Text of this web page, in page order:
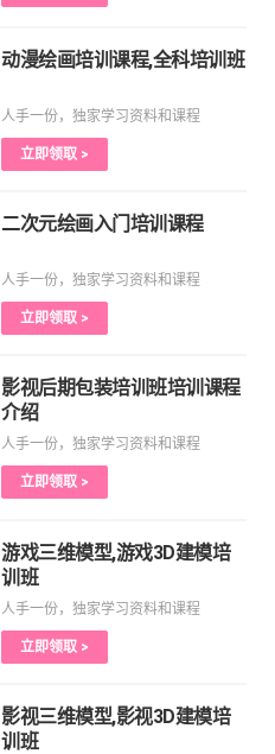
动漫绘画培训课程,全科培训班
人手一份，独家学习资料和课程
立即领取 >
二次元绘画入门培训课程
人手一份，独家学习资料和课程
立即领取 >
影视后期包装培训班培训课程
介绍
人手一份，独家学习资料和课程
立即领取 >
游戏三维模型,游戏3D建模培
训班
人手一份，独家学习资料和课程
立即领取 >
影视三维模型,影视3D建模培
训班